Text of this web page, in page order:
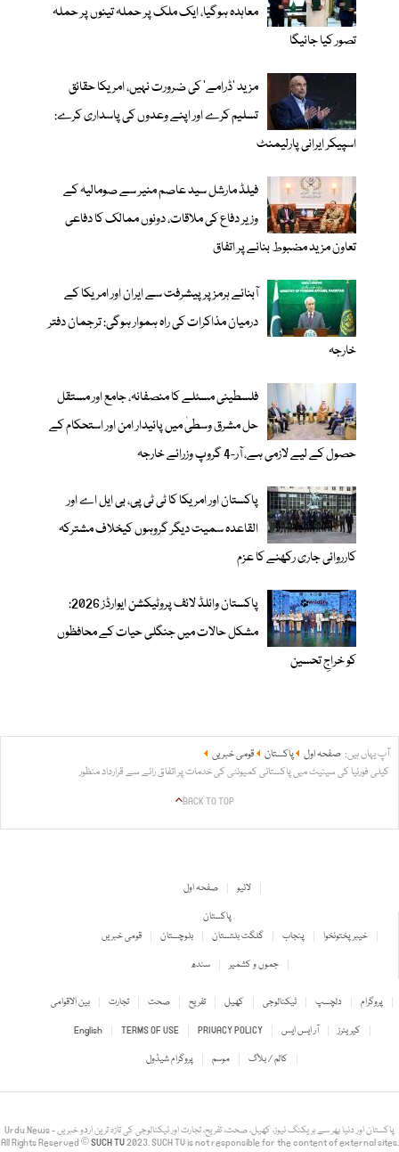
معاہدہ ہوگیا، ایک ملک پر حملہ تینوں پر حملہ
تصور کیا جائیگا
مزید 'ڈرامے' کی ضرورت نہیں، امریکا حقائق
تسلیم کرے اور اپنے وعدوں کی پاسداری کرے:
اسپیکر ایرانی پارلیمنٹ
فیلڈ مارشل سید عاصم منیر سے صومالیہ کے
وزیر دفاع کی ملاقات، دونوں ممالک کا دفاعی
تعاون مزید مضبوط بنانے پر اتفاق
آبنائے ہرمز پر پیشرفت سے ایران اور امریکا کے
درمیان مذاکرات کی راہ ہموار ہوگی: ترجمان دفتر
خارجہ
فلسطینی مسئلے کا منصفانہ، جامع اور مستقل
حل مشرق وسطیٰ میں پائیدار امن اور استحکام کے
حصول کے لیے لازمی ہے، آر-4 گروپ وزرائے خارجہ
پاکستان اور امریکا کا ٹی ٹی پی، بی ایل اے اور
القاعدہ سمیت دیگر گروہوں کیخلاف مشترکہ
کارروائی جاری رکھنے کا عزم
پاکستان وائلڈ لائف پروٹیکشن ایوارڈز 2026:
مشکل حالات میں جنگلی حیات کے محافظوں
کو خراجِ تحسین
آپ یہاں ہیں: صفحہ اول پاکستان
قومی خبریں
کیلی فورنیا کی سینیٹ میں پاکستانی کمیونٹی کی خدمات پر اتفاق رائے سے قرارداد منظور
BACK TO TOP
صفحہ اول
لائیو
پاکستان
قومی خبریں
بلوچستان گلگت بلتستان پنجاب
خیبر پختونخوا
سندھ
جموں و کشمیر
بین الاقوامی تجارت صحت تفریح کھیل ٹیکنالوجی دلچسپ
پروگرام
English
TERMS OF USE PRIVACY POLICY آر ایس ایس
کیریئرز
پروگرام شیڈول
موسم کالم / بلاگ
Urdu News - پاکستان اور دنیا بھر سے بریکنگ نیوز، کھیل، صحت، تفریح، تجارت اور ٹیکنالوجی کی تازہ ترین اردو خبریں
All Rights Reserved ©SUCH TV2023. SUCH TV is not responsible for the content of external sites.